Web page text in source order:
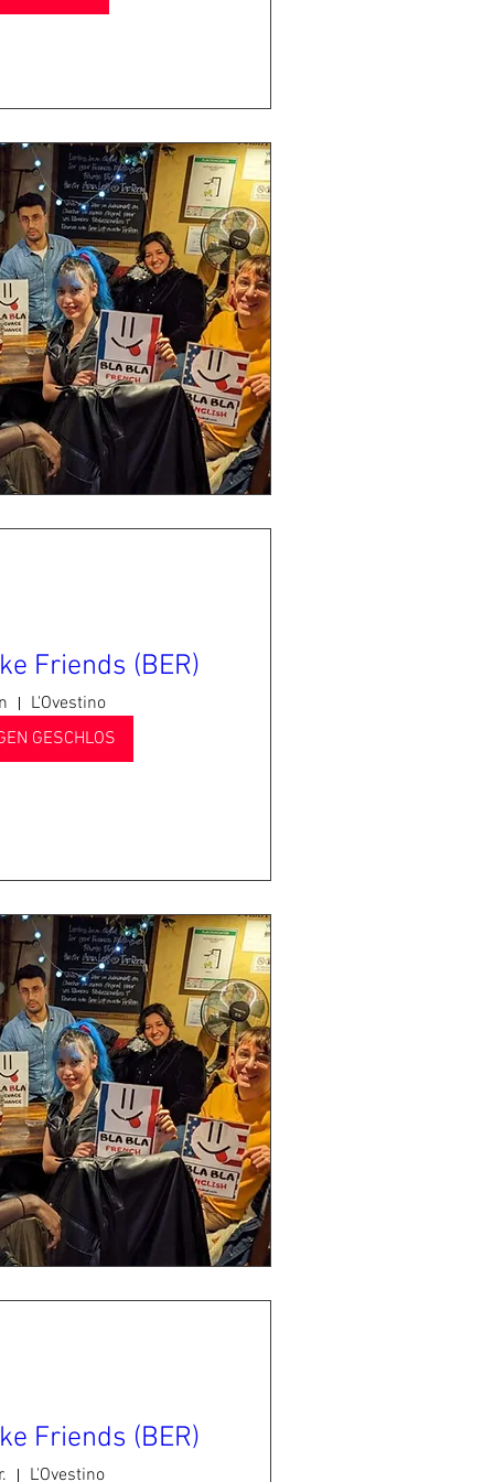
Friends (BER)
L'Ovestino
GESCHLOS
Friends (BER)
L'Ovestino